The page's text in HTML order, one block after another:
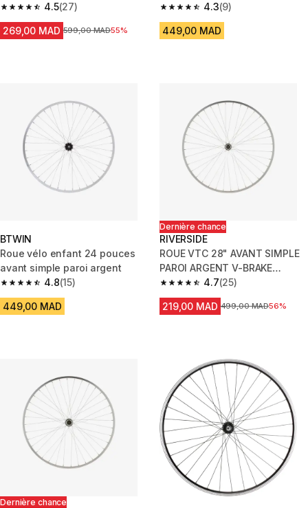
Release/ Noire
4.5
4.5 out of 5 stars from 27 reviews
(27)
269,00 MAD Prix avant la réduction
599,00 MAD55%
argent
4.3
4.3 out of 5 stars from 9
(9)
449,00 MAD
BTWIN
Roue vélo enfant 24 pouces
avant simple paroi argent
4.8
4.8 out of 5 stars from 15 reviews
(15)
449,00 MAD
Dernière chance
RIVERSIDE
ROUE VTC 28" AVANT SIMPLE
PAROI ARGENT V-BRAKE
SERRAGE QUICK AND RELEASE
4.7
4.7 out of 5 stars from 25
(25)
219,00 MAD Prix avant la réduction
499,00 MAD56%
Dernière chance